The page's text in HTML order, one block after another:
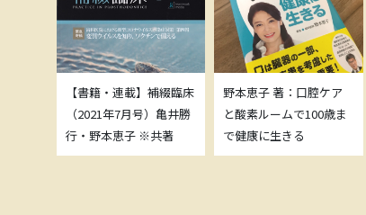
【書籍・連載】補綴臨床
（2021年7月号）亀井勝
行・野本恵子 ※共著
野本恵子 著：口腔ケア
と酸素ルームで100歳ま
で健康に生きる